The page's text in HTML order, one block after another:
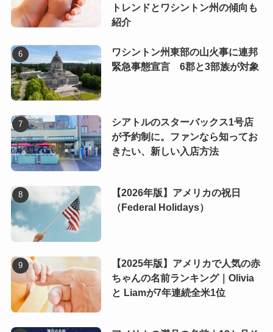
トレンドとワシントン州の傾向も
紹介
ワシントン州東部の山火事に連邦
緊急事態宣言 6郡と3部族が対象
シアトルのスターバックス1号店
が予約制に。ファンなら知ってお
きたい、新しい入店方法
【2026年版】アメリカの祝日
（Federal Holidays）
【2025年版】アメリカで人気の赤
ちゃんの名前ランキング｜Olivia
と Liamが7年連続全米1位